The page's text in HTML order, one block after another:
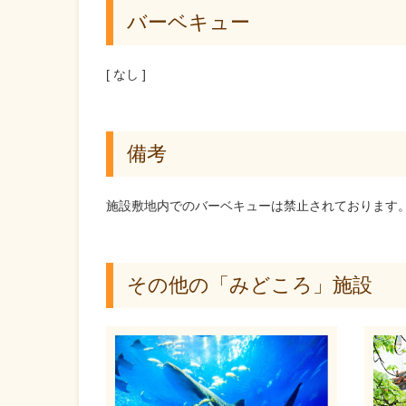
バーベキュー
[ なし ]
備考
施設敷地内でのバーベキューは禁止されております
その他の「みどころ」施設